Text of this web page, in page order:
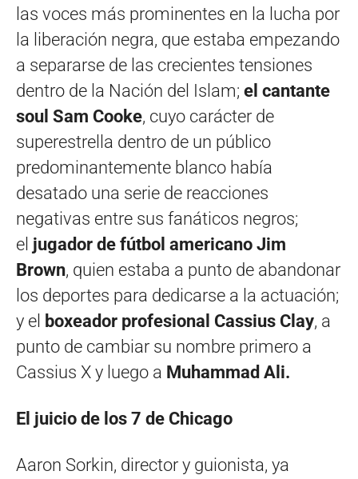
las voces más prominentes en la lucha por
la liberación negra, que estaba empezando
a separarse de las crecientes tensiones
dentro de la Nación del Islam; el cantante
soul Sam Cooke, cuyo carácter de
superestrella dentro de un público
predominantemente blanco había
desatado una serie de reacciones
negativas entre sus fanáticos negros;
el jugador de fútbol americano Jim
Brown, quien estaba a punto de abandonar
los deportes para dedicarse a la actuación;
y el boxeador profesional Cassius Clay, a
punto de cambiar su nombre primero a
Cassius X y luego a Muhammad Ali.
El juicio de los 7 de Chicago
Aaron Sorkin, director y guionista, ya